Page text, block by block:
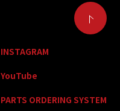
INSTAGRAM
YouTube
PARTS ORDERING SYSTEM